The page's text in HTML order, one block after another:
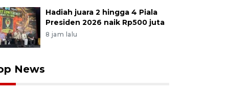
Hadiah juara 2 hingga 4 Piala
Presiden 2026 naik Rp500 juta
8 jam lalu
News